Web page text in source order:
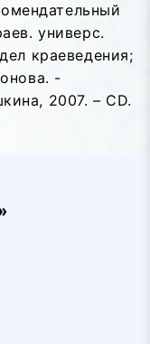
универс.
краеведения;
-
2007. – CD.